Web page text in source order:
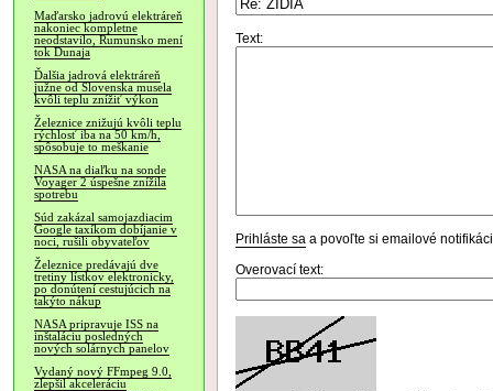
Maďarsko jadrovú elektráreň
nakoniec kompletne
neodstavilo, Rumunsko mení
tok Dunaja
Ďalšia jadrová elektráreň
južne od Slovenska musela
kvôli teplu znížiť výkon
Železnice znižujú kvôli teplu
rýchlosť iba na 50 km/h,
spôsobuje to meškanie
NASA na diaľku na sonde
Voyager 2 úspešne znížila
spotrebu
Súd zakázal samojazdiacim
Google taxíkom dobíjanie v
noci, rušili obyvateľov
Železnice predávajú dve
tretiny lístkov elektronicky,
po donútení cestujúcich na
takýto nákup
NASA pripravuje ISS na
inštaláciu posledných
nových solárnych panelov
Vydaný nový FFmpeg 9.0,
zlepšil akceleráciu
Text:
Prihláste sa a povoľte si emailové
Overovací text: